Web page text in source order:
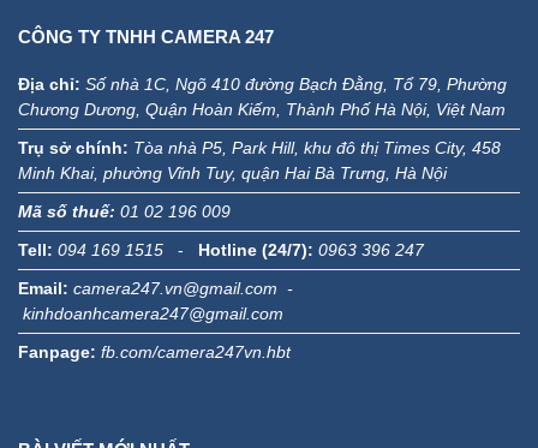
CÔNG TY TNHH CAMERA 247
Địa chỉ: Số nhà 1C, Ngõ 410 đường Bạch Đằng, Tổ 79, Phường
Chương Dương, Quận Hoàn Kiếm, Thành Phố Hà Nội, Việt Nam
Trụ sở chính: Tòa nhà P5, Park Hill, khu đô thị Times City, 458
Minh Khai, phường Vĩnh Tuy, quận Hai Bà Trưng, Hà Nội
Mã số thuế: 01 02 196 009
Tell: 094 169 1515 - Hotline (24/7): 0963 396 247
Email: camera247.vn@gmail.com -
kinhdoanhcamera247@gmail.com
Fanpage: fb.com/camera247vn.hbt